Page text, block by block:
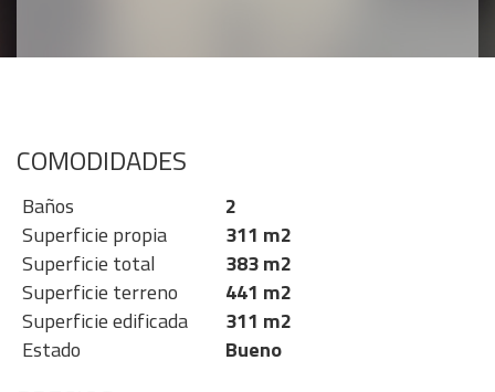
COMODIDADES
Baños
2
Superficie propia
311 m2
Superficie total
383 m2
Superficie terreno
441 m2
Superficie edificada
311 m2
Estado
Bueno